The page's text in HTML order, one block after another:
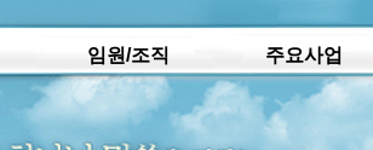
임원/조직 주요사업